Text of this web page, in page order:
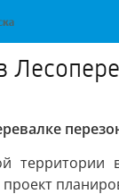
территории